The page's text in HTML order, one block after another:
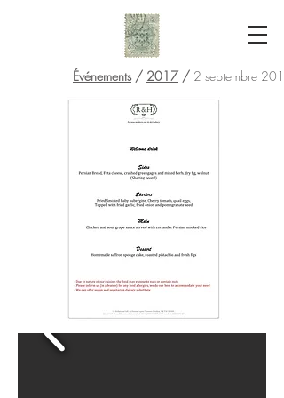
Événements / 2017/ 2 septembre 2017